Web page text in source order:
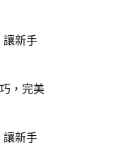
讓新手
，完美
讓新手